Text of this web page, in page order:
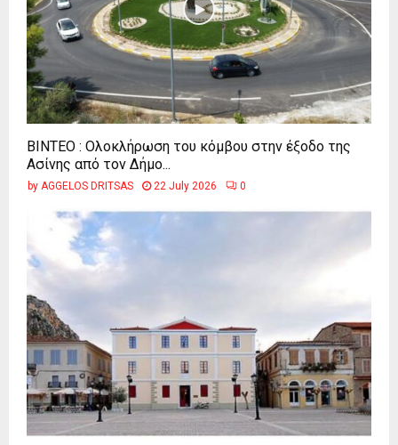
ΒΙΝΤΕΟ : Ολοκλήρωση του κόμβου στην έξοδο της
Ασίνης από τον Δήμο...
by AGGELOS DRITSAS 22 July 2026 0